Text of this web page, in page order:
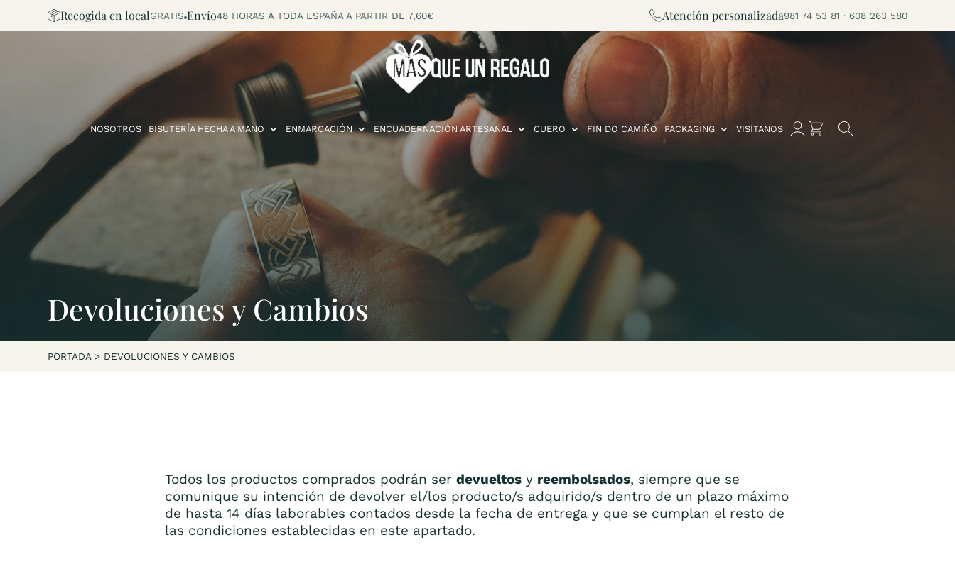
Recogida en localGRATIS Envío48 HORAS A TODA ESPAÑA A PARTIR DE 7,60€ Atención personalizada981 74 53 81 · 608 263 580
NOSOTROS BISUTERÍA HECHA A MANO ENMARCACIÓN ENCUADERNACIÓN ARTESANAL CUERO FIN DO CAMIÑO PACKAGING VISÍTANOS
Devoluciones y Cambios
PORTADA > DEVOLUCIONES Y CAMBIOS
Todos los productos comprados podrán ser devueltos y reembolsados, siempre que se
comunique su intención de devolver el/los producto/s adquirido/s dentro de un plazo máximo
de hasta 14 días laborables contados desde la fecha de entrega y que se cumplan el resto de
las condiciones establecidas en este apartado.